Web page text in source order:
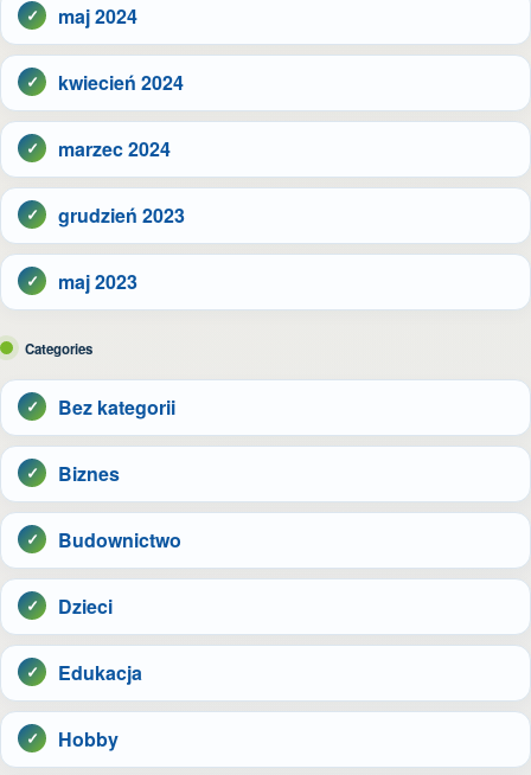
maj 2024
kwiecień 2024
marzec 2024
grudzień 2023
maj 2023
Categories
Bez kategorii
Biznes
Budownictwo
Dzieci
Edukacja
Hobby